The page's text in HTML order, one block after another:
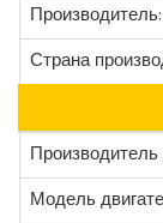
Производитель:
Страна
Производитель
Модель